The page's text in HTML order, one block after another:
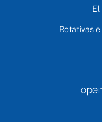
El
Rotativas